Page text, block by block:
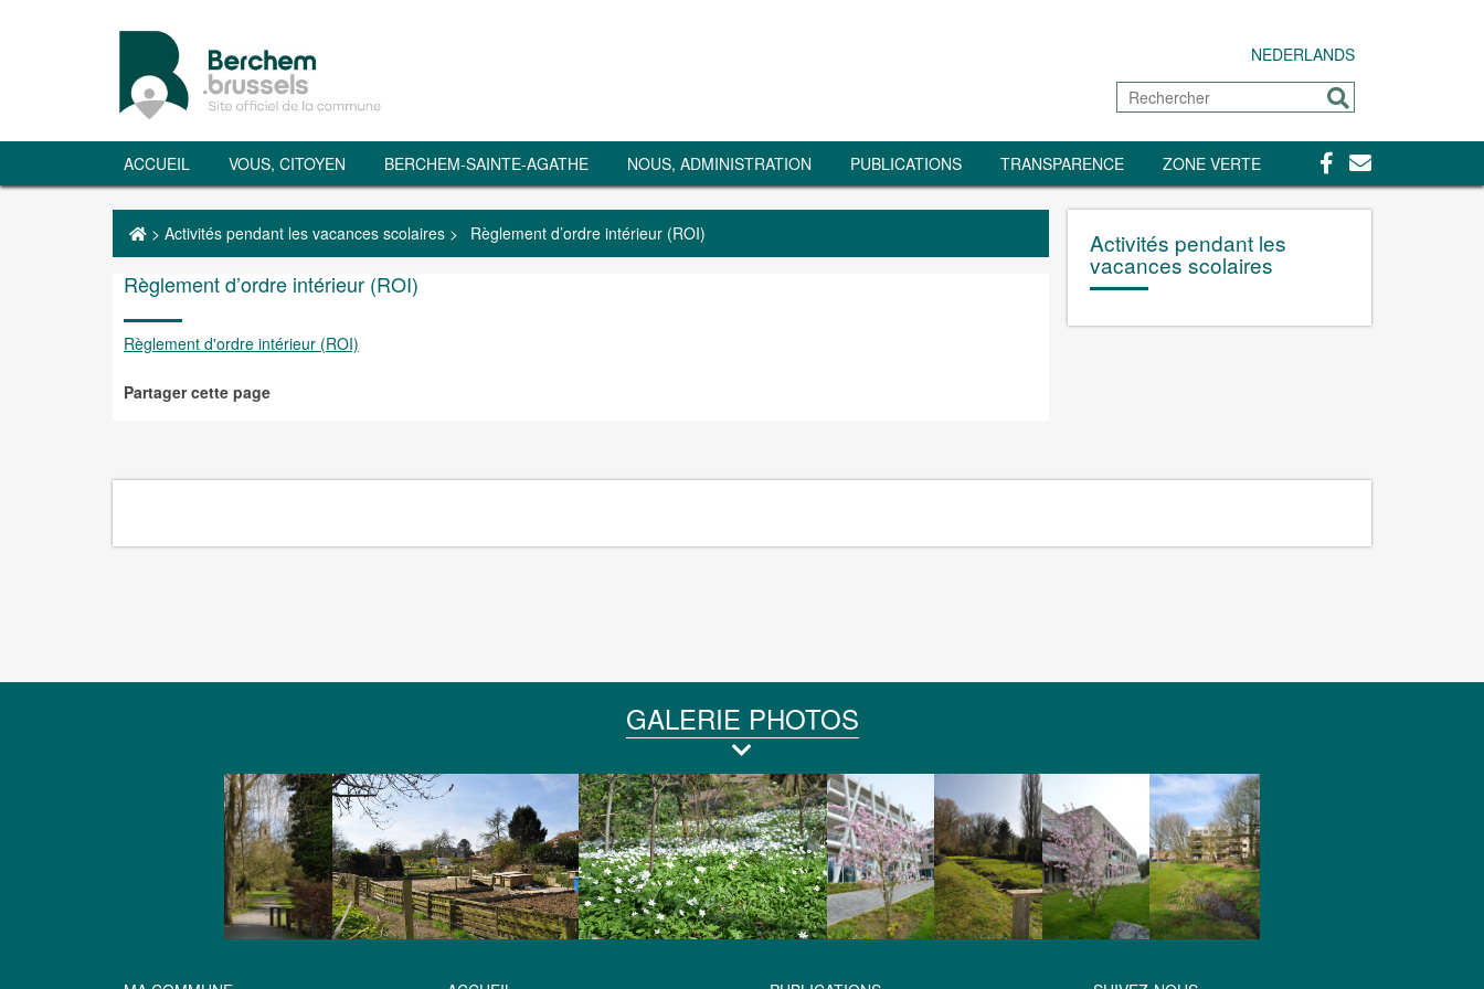
NEDERLANDS
Rechercher
Envoyer
ACCUEIL VOUS, CITOYEN BERCHEM-SAINTE-AGATHE NOUS, ADMINISTRATION PUBLICATIONS TRANSPARENCE ZONE VERTE Facebook
Contact
> Activités pendant les vacances scolaires > Règlement d’ordre intérieur (ROI)
Règlement d’ordre intérieur (ROI)
Règlement d'ordre intérieur (ROI)
Partager cette page
Activités pendant les
vacances scolaires
GALERIE PHOTOS